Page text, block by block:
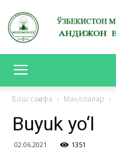
Бош саҳифа Мақолалар
Buyuk yo‘l
02.06.2021 1351